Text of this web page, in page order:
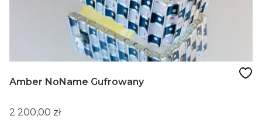
Amber NoName Gufrowany
Cena
2 200,00 zł